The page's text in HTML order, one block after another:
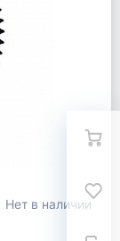
Нет в наличии